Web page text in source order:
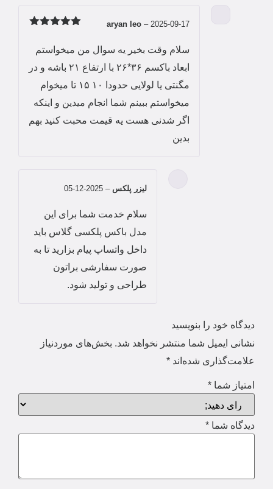
aryan leo – 2025-09-17
سلام وقت بخیر یه سوال من میخواستم
ابعاد باکسم ۳۶*۲۶ با ارتفاع ۲۱ باشه و در
مگنتی یا لولایی حدودا ۱۰ ۱۵ تا میخوام
میخواستم ببینم شما انجام میدین و اینکه
اگر شدنی هست یه قیمت محبت کنید بهم
بدین
لیزر پلکس–
2025-12-05
سلام خدمت شما برای این
مدل باکس پلکسی گلاس باید
داخل واتساپ پیام بزارید تا به
صورت سفارشی براتون
طراحی و تولید شود.
دیدگاه خود را بنویسید
نشانی ایمیل شما منتشر نخواهد شد. بخش‌های موردنیاز
علامت‌گذاری شده‌اند *
امتیاز شما *
دیدگاه شما *